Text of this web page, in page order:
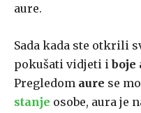
aure.
Sada kada ste otkrili
pokušati vidjeti iboje
Pregledom aure se
stanje osobe, aura je